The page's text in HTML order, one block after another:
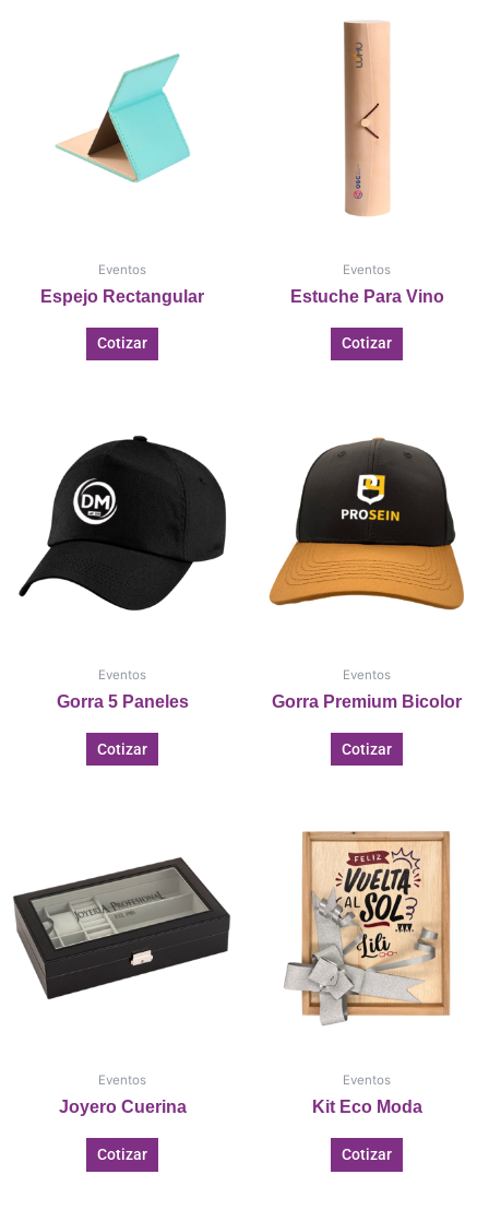
Eventos
Espejo Rectangular
Cotizar
Eventos
Estuche Para Vino
Cotizar
Eventos
Gorra 5 Paneles
Cotizar
Eventos
Gorra Premium Bicolor
Cotizar
Eventos
Joyero Cuerina
Cotizar
Eventos
Kit Eco Moda
Cotizar